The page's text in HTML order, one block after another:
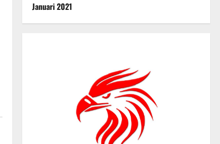
Januari 2021